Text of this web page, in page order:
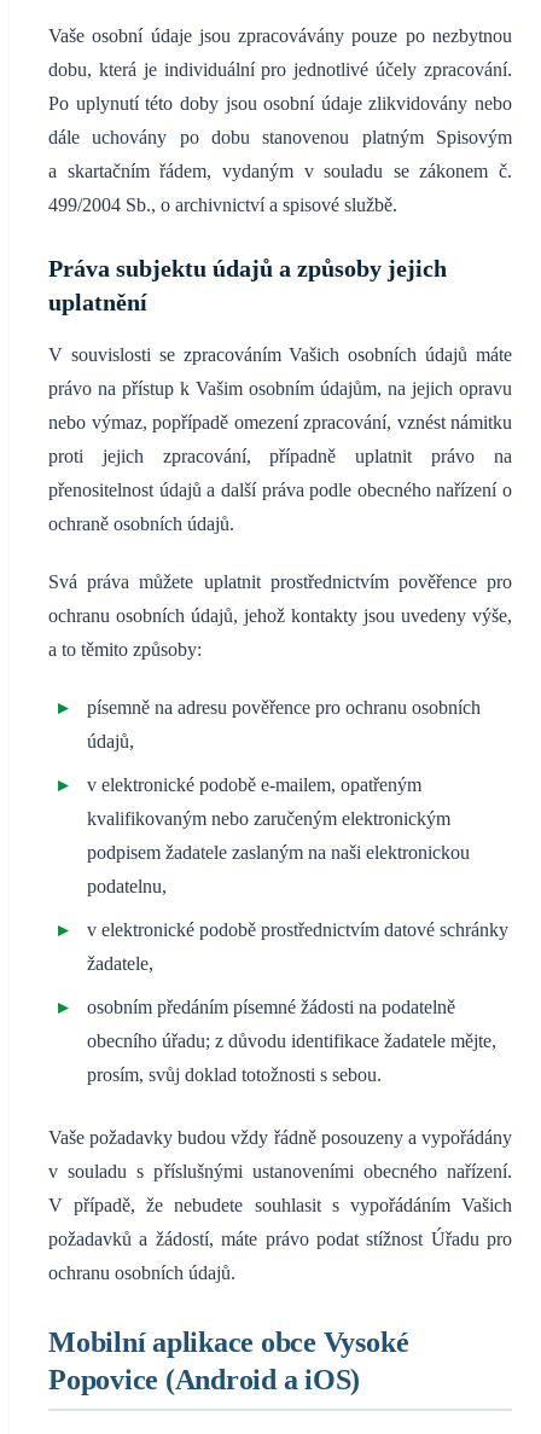
Vaše osobní údaje jsou zpracovávány pouze po nezbytnou
dobu, která je individuální pro jednotlivé účely zpracování.
Po uplynutí této doby jsou osobní údaje zlikvidovány nebo
dále uchovány po dobu stanovenou platným Spisovým
a skartačním řádem, vydaným v souladu se zákonem č.
499/2004 Sb., o archivnictví a spisové službě.
Práva subjektu údajů a způsoby jejich
uplatnění
V souvislosti se zpracováním Vašich osobních údajů máte
právo na přístup k Vašim osobním údajům, na jejich opravu
nebo výmaz, popřípadě omezení zpracování, vznést námitku
proti jejich zpracování, případně uplatnit právo na
přenositelnost údajů a další práva podle obecného nařízení o
ochraně osobních údajů.
Svá práva můžete uplatnit prostřednictvím pověřence pro
ochranu osobních údajů, jehož kontakty jsou uvedeny výše,
a to těmito způsoby:
písemně na adresu pověřence pro ochranu osobních
údajů,
v elektronické podobě e-mailem, opatřeným
kvalifikovaným nebo zaručeným elektronickým
podpisem žadatele zaslaným na naši elektronickou
podatelnu,
v elektronické podobě prostřednictvím datové schránky
žadatele,
osobním předáním písemné žádosti na podatelně
obecního úřadu; z důvodu identifikace žadatele mějte,
prosím, svůj doklad totožnosti s sebou.
Vaše požadavky budou vždy řádně posouzeny a vypořádány
v souladu s příslušnými ustanoveními obecného nařízení.
V případě, že nebudete souhlasit s vypořádáním Vašich
požadavků a žádostí, máte právo podat stížnost Úřadu pro
ochranu osobních údajů.
Mobilní aplikace obce Vysoké
Popovice (Android a iOS)